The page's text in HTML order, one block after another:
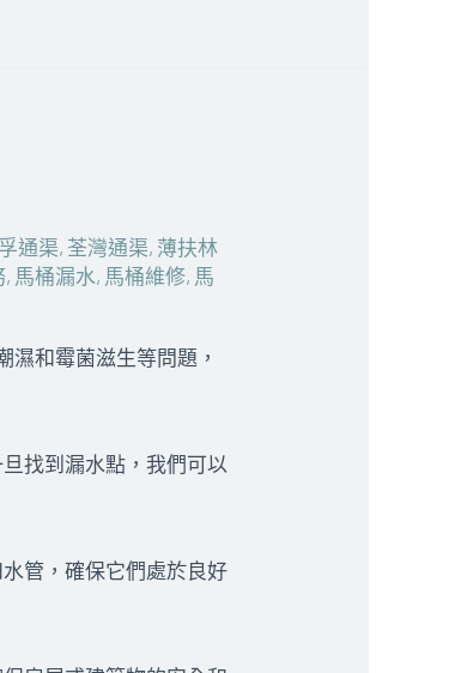
通渠, 荃灣通渠, 薄扶林
, 馬桶漏水 , 馬桶維修, 馬
濕和霉菌滋生等問題，
找到漏水點，我們可以
管，確保它們處於良好